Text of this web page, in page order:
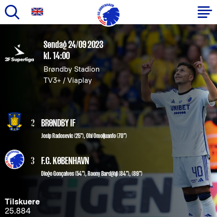
hovedindhold
Primær
navigation
Søndag 24/09 2023
kl. 14:00
Brøndby Stadion
TV3+ / Viaplay
2 BRØNDBY IF
Josip Radosevic (25"),Ohi Omoijuanfo (70")
3 F.C. KØBENHAVN
Diogo Gonçalves(54"),Roony Bardghji(84"), (89")
Tilskuere
25.884